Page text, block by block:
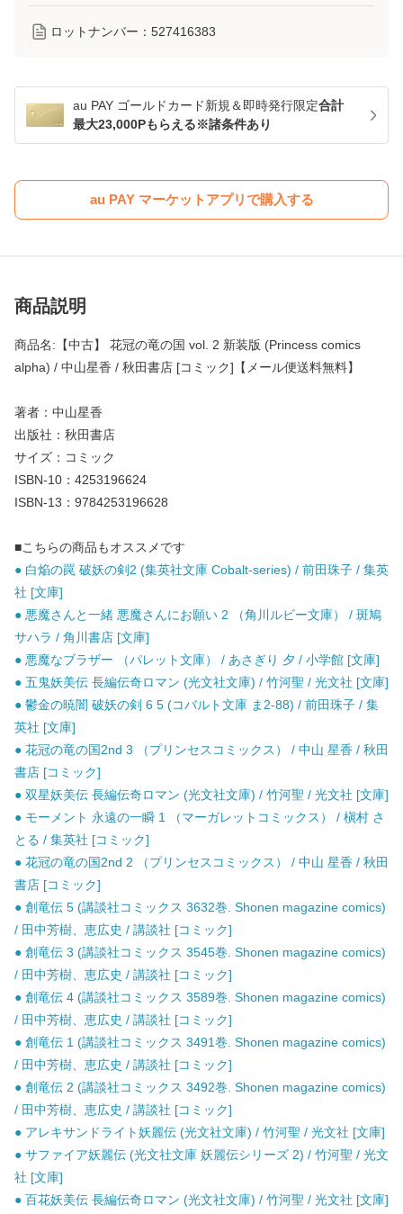
ロットナンバー： 527416383
au PAY ゴールドカード新規＆即時発行限定合計
最大23,000Pもらえる※諸条件あり
au PAY マーケットアプリで購入する
商品説明
商品名:【中古】 花冠の竜の国 vol. 2 新装版 (Princess comics
alpha) / 中山星香 / 秋田書店 [コミック]【メール便送料無料】
著者：中山星香
出版社：秋田書店
サイズ：コミック
ISBN-10：4253196624
ISBN-13：9784253196628
■こちらの商品もオススメです
● 白焔の罠 破妖の剣2 (集英社文庫 Cobalt-series) / 前田珠子 / 集英
社 [文庫]
● 悪魔さんと一緒 悪魔さんにお願い 2 （角川ルビー文庫） / 斑鳩
サハラ / 角川書店 [文庫]
● 悪魔なブラザー （パレット文庫） / あさぎり 夕 / 小学館 [文庫]
● 五鬼妖美伝 長編伝奇ロマン (光文社文庫) / 竹河聖 / 光文社 [文庫]
● 鬱金の暁闇 破妖の剣 6 5 (コバルト文庫 ま2-88) / 前田珠子 / 集
英社 [文庫]
● 花冠の竜の国2nd 3 （プリンセスコミックス） / 中山 星香 / 秋田
書店 [コミック]
● 双星妖美伝 長編伝奇ロマン (光文社文庫) / 竹河聖 / 光文社 [文庫]
● モーメント 永遠の一瞬 1 （マーガレットコミックス） / 槇村 さ
とる / 集英社 [コミック]
● 花冠の竜の国2nd 2 （プリンセスコミックス） / 中山 星香 / 秋田
書店 [コミック]
● 創竜伝 5 (講談社コミックス 3632巻. Shonen magazine comics)
/ 田中芳樹、恵広史 / 講談社 [コミック]
● 創竜伝 3 (講談社コミックス 3545巻. Shonen magazine comics)
/ 田中芳樹、恵広史 / 講談社 [コミック]
● 創竜伝 4 (講談社コミックス 3589巻. Shonen magazine comics)
/ 田中芳樹、恵広史 / 講談社 [コミック]
● 創竜伝 1 (講談社コミックス 3491巻. Shonen magazine comics)
/ 田中芳樹、恵広史 / 講談社 [コミック]
● 創竜伝 2 (講談社コミックス 3492巻. Shonen magazine comics)
/ 田中芳樹、恵広史 / 講談社 [コミック]
● アレキサンドライト妖麗伝 (光文社文庫) / 竹河聖 / 光文社 [文庫]
● サファイア妖麗伝 (光文社文庫 妖麗伝シリーズ 2) / 竹河聖 / 光文
社 [文庫]
● 百花妖美伝 長編伝奇ロマン (光文社文庫) / 竹河聖 / 光文社 [文庫]